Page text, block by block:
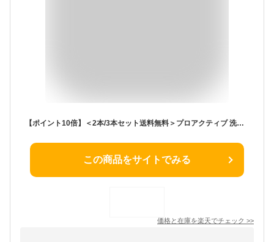
【ポイント10倍】＜2本/3本セット送料無料＞プロアクティブ 洗顔料 60日(120g)/120日(120g×2本)/180日(120g×3本) ニキビ 薬 ニキビケア 肌荒れ 保湿 乾燥肌 ニキビ跡 スキンケア 洗顔 洗顔フォーム クレンザー 毛穴 黒ずみ 敏感肌 低刺激 スクラブ洗
この商品をサイトでみる
価格と在庫を楽天でチェック >>